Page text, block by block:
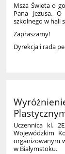
Msza Święta o
Pana Jezusa.
szkolnego w hali
Zapraszamy!
Dyrekcja i rada
Uczennica kl.
Wojewódzkim
organizowanym
w Białymstoku.